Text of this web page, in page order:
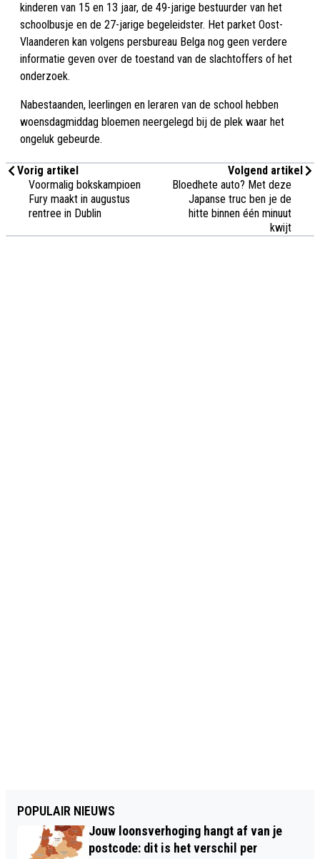
kinderen van 15 en 13 jaar, de 49-jarige bestuurder van het
schoolbusje en de 27-jarige begeleidster. Het parket Oost-
Vlaanderen kan volgens persbureau Belga nog geen verdere
informatie geven over de toestand van de slachtoffers of het
onderzoek.
Nabestaanden, leerlingen en leraren van de school hebben
woensdagmiddag bloemen neergelegd bij de plek waar het
ongeluk gebeurde.
Vorig artikel
Voormalig bokskampioen
Fury maakt in augustus
rentree in Dublin
Volgend artikel
Bloedhete auto? Met deze
Japanse truc ben je de
hitte binnen één minuut
kwijt
POPULAIR NIEUWS
Jouw loonsverhoging hangt af van je
postcode: dit is het verschil per